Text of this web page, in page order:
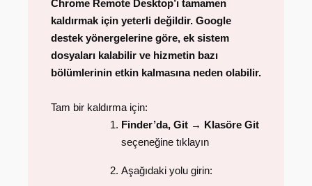
Chrome Remote Desktop’ı tamamen
kaldırmak için yeterli değildir. Google
destek yönergelerine göre, ek sistem
dosyaları kalabilir ve hizmetin bazı
bölümlerinin etkin kalmasına neden olabilir.
Tam bir kaldırma için:
Finder’da, Git → Klasöre Git
seçeneğine tıklayın
Aşağıdaki yolu girin: